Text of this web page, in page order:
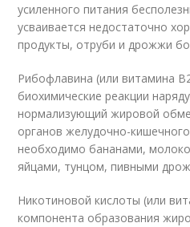
усиленного питания
усваивается недостаточно
продукты, отруби и дрожжи
Рибофлавина (или витамина
биохимические реакции
нормализующий жировой
органов желудочно-
необходимо бананами,
яйцами, тунцом, пивными
Никотиновой кислоты (или
компонента образования